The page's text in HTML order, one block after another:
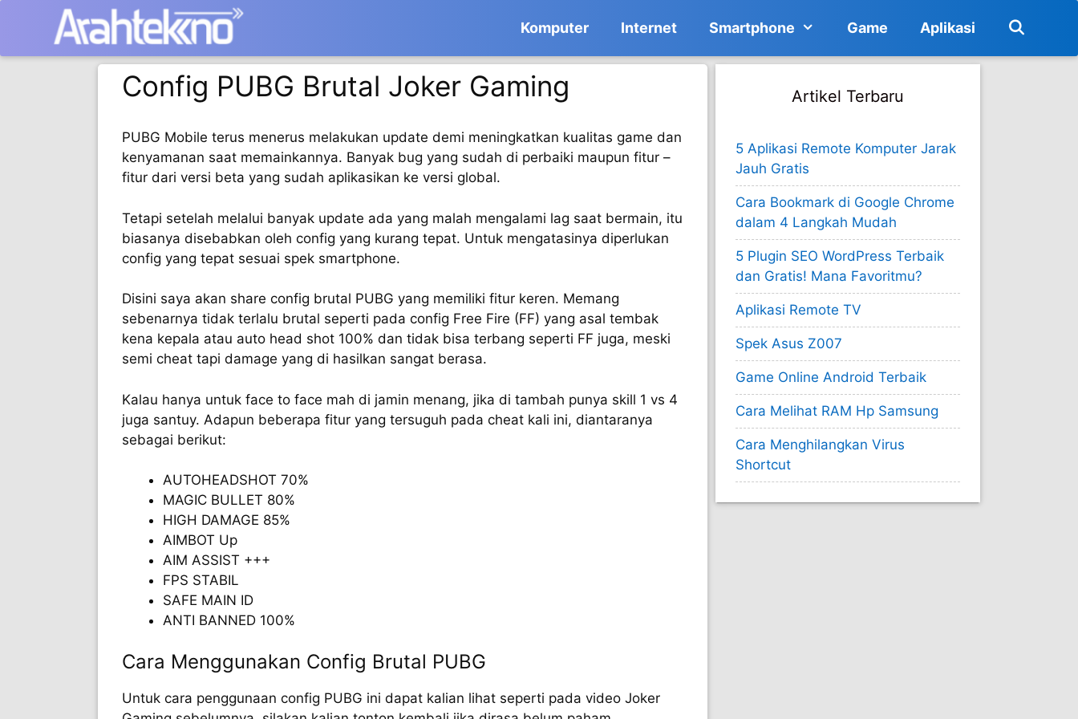
Komputer Internet Smartphone Game Aplikasi
Config PUBG Brutal Joker Gaming
PUBG Mobile terus menerus melakukan update demi meningkatkan kualitas game dan
kenyamanan saat memainkannya. Banyak bug yang sudah di perbaiki maupun fitur –
fitur dari versi beta yang sudah aplikasikan ke versi global.
Tetapi setelah melalui banyak update ada yang malah mengalami lag saat bermain, itu
biasanya disebabkan oleh config yang kurang tepat. Untuk mengatasinya diperlukan
config yang tepat sesuai spek smartphone.
Disini saya akan share config brutal PUBG yang memiliki fitur keren. Memang
sebenarnya tidak terlalu brutal seperti pada config Free Fire (FF) yang asal tembak
kena kepala atau auto head shot 100% dan tidak bisa terbang seperti FF juga, meski
semi cheat tapi damage yang di hasilkan sangat berasa.
Kalau hanya untuk face to face mah di jamin menang, jika di tambah punya skill 1 vs 4
juga santuy. Adapun beberapa fitur yang tersuguh pada cheat kali ini, diantaranya
sebagai berikut:
AUTOHEADSHOT 70%
MAGIC BULLET 80%
HIGH DAMAGE 85%
AIMBOT Up
AIM ASSIST +++
FPS STABIL
SAFE MAIN ID
ANTI BANNED 100%
Cara Menggunakan Config Brutal PUBG
Untuk cara penggunaan config PUBG ini dapat kalian lihat seperti pada video Joker
Artikel Terbaru
5 Aplikasi Remote Komputer Jarak
Jauh Gratis
Cara Bookmark di Google Chrome
dalam 4 Langkah Mudah
5 Plugin SEO WordPress Terbaik
dan Gratis! Mana Favoritmu?
Aplikasi Remote TV
Spek Asus Z007
Game Online Android Terbaik
Cara Melihat RAM Hp Samsung
Cara Menghilangkan Virus
Shortcut